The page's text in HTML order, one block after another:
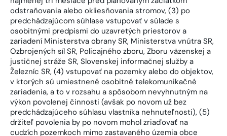
odstraňovania alebo okliesňovania stromov, (3) po
predchádzajúcom súhlase vstupovať v súlade s
osobitnými predpismi do uzavretých priestorov a
zariadení Ministerstva obrany SR, Ministerstva vnútra SR,
Ozbrojených síl SR, Policajného zboru, Zboru väzenskej a
justičnej stráže SR, Slovenskej informačnej služby a
Železníc SR, (4) vstupovať na pozemky alebo do objektov,
v ktorých sú umiestnené osobitné telekomunikačné
zariadenia, a to v rozsahu a spôsobom nevyhnutným na
výkon povolenej činnosti (avšak po novom už bez
predchádzajúceho súhlasu vlastníka nehnuteľnosti), (5)
držiteľ povolenia by po novom mohol zriaďovať na
cudzích pozemkoch mimo zastavaného územia obce